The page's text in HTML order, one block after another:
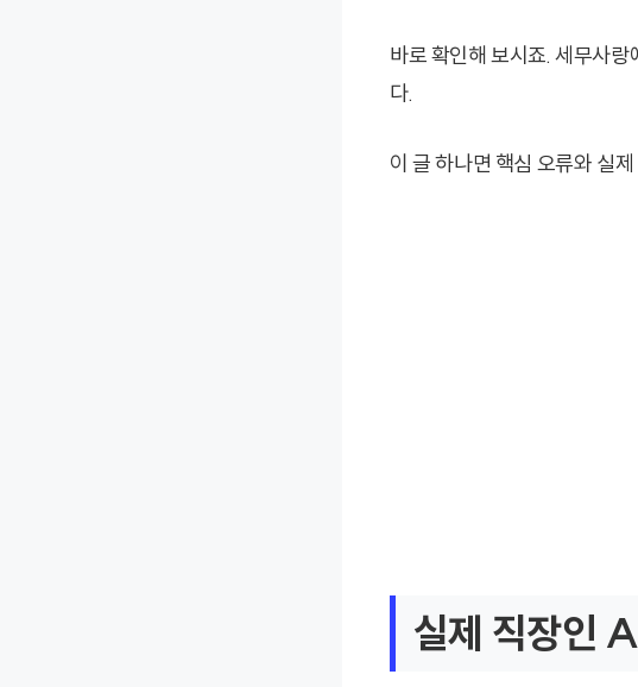
바로 확인해 보시죠. 세무사
다.
이 글 하나면 핵심 오류와 실
실제 직장인